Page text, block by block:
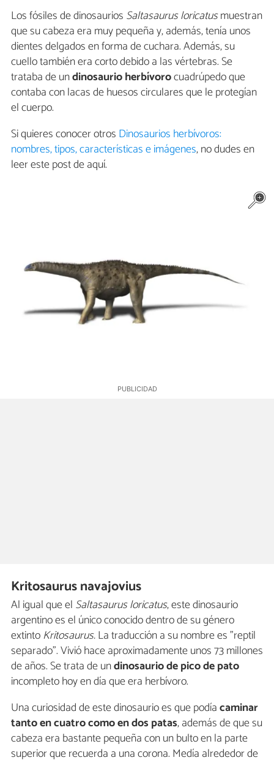
Los fósiles de dinosaurios Saltasaurus loricatusmuestran
que su cabeza era muy pequeña y, además, tenía unos
dientes delgados en forma de cuchara. Además, su
cuello también era corto debido a las vértebras. Se
trataba de undinosaurio herbívorocuadrúpedo que
contaba con lacas de huesos circulares que le protegían
el cuerpo.
Si quieres conocer otros Dinosaurios herbívoros:
nombres, tipos, características e imágenes, no dudes en
leer este post de aquí.
Kritosaurus navajovius
Al igual que el Saltasaurus loricatus, este dinosaurio
argentino es el único conocido dentro de su género
extintoKritosaurus.La traducción a su nombre es "reptil
separado". Vivió hace aproximadamente unos 73 millones
de años. Se trata de undinosaurio depico de pato
incompleto hoy en día que era herbívoro.
Una curiosidad de este dinosaurio es que podíacaminar
tanto en cuatro como en dos patas, además de que su
cabeza era bastante pequeña con un bulto en la parte
superior que recuerda a una corona. Medía alrededor de